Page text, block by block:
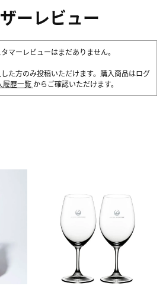
ーレビュー
マーレビューはまだありません。
た方のみ投稿いただけます。購入商品はログ
履歴一覧 からご確認いただけます。